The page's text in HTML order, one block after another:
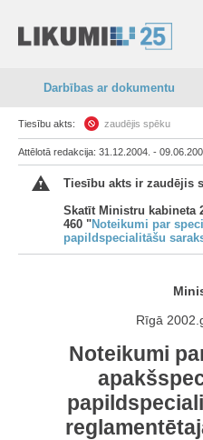
Darbības ar dokumentu
Tiesību akts: zaudējis spēku
Attēlotā redakcija: 31.12.2004. -
Tiesību akts ir zaudējis
Skatīt Ministru kabineta
460 "Noteikumi par
papildspecialitāšu
Rīgā
Noteikumi